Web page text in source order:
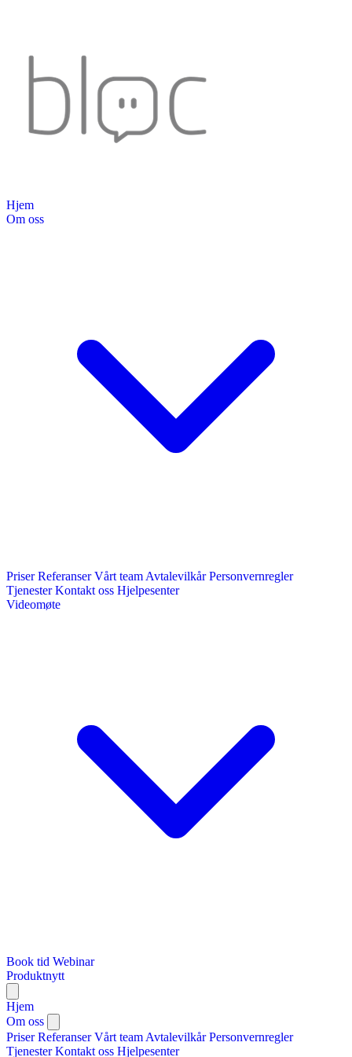
Hjem
Om oss
Priser Referanser Vårt team Avtalevilkår Personvernregler
Tjenester Kontakt oss Hjelpesenter
Videomøte
Book tid Webinar
Produktnytt
Hjem
Om oss
Priser Referanser Vårt team Avtalevilkår Personvernregler
Tjenester Kontakt oss Hjelpesenter